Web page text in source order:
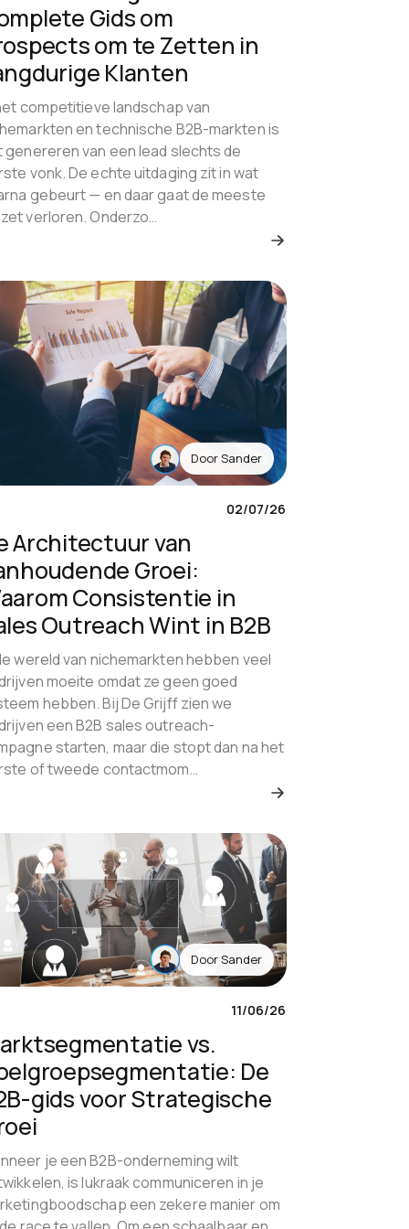
Gids om
om te Zetten in
Klanten
competitieve landschap van
en technische B2B-markten is
genereren van een lead slechts de
vonk. De echte uitdaging zit in wat
gebeurt — en daar gaat de meeste
verloren. Onderzo…
DoorSander
02/07/26
Architectuur van
Groei:
Consistentie in
Outreach Wint in B2B
wereld van nichemarkten hebben veel
moeite omdat ze geen goed
hebben. Bij De Grijff zien we
een B2B sales outreach-
starten, maar die stopt dan na het
of tweede contactmom…
DoorSander
11/06/26
vs.
De
gids voor Strategische
je een B2B-onderneming wilt
is lukraak communiceren in je
een zekere manier om